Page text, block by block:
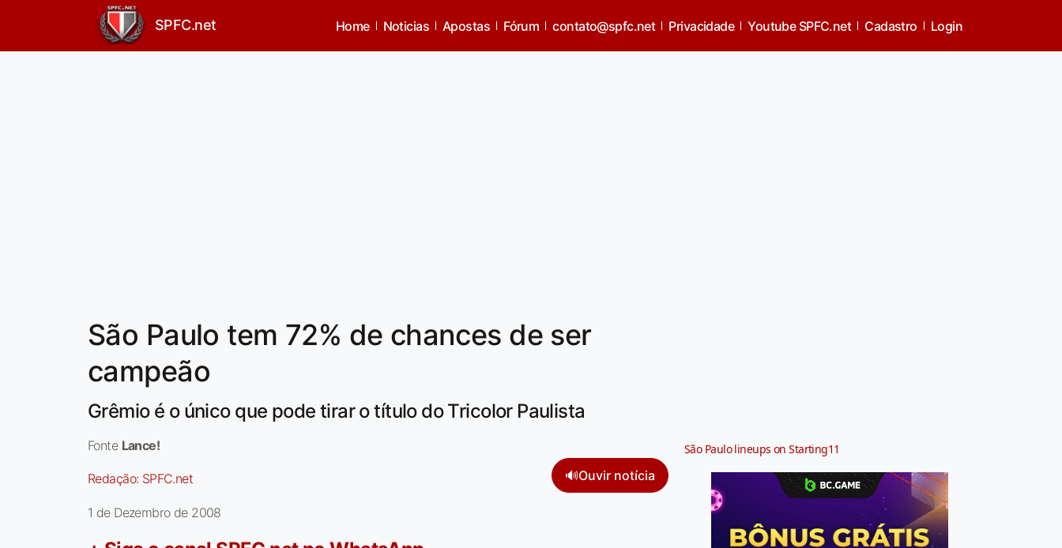
SPFC.net Home Noticias Apostas Fórum contato@spfc.net Privacidade Youtube SPFC.net Cadastro Login
São Paulo tem 72% de chances de ser
campeão
Grêmio é o único que pode tirar o título do Tricolor Paulista
Fonte Lance!
Redação: SPFC.net 🔊Ouvir notícia
1 de Dezembro de 2008
São Paulo lineups on Starting11